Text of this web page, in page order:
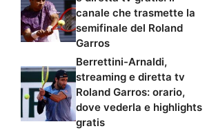
canale che trasmette la
semifinale del Roland
Garros
Berrettini-Arnaldi,
streaming e diretta tv
Roland Garros: orario,
dove vederla e highlights
gratis